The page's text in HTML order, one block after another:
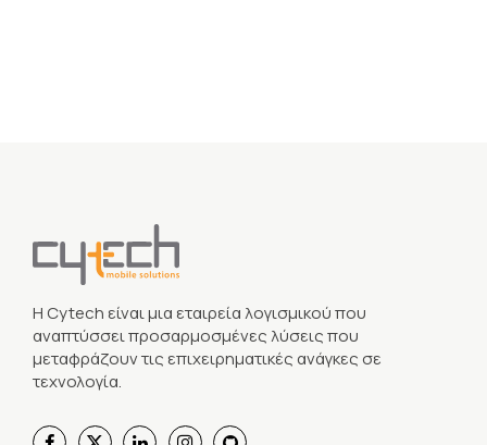
Η Cytech είναι μια εταιρεία λογισμικού που
αναπτύσσει προσαρμοσμένες λύσεις που
μεταφράζουν τις επιχειρηματικές ανάγκες σε
τεχνολογία.